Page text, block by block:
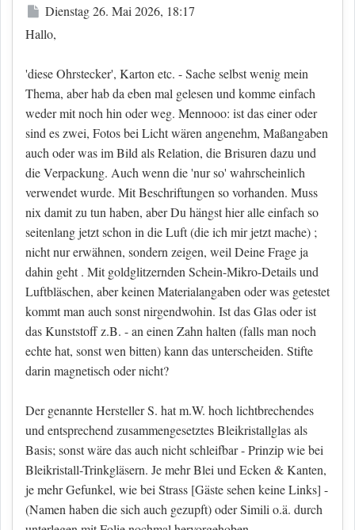
Beitrag
Dienstag 26. Mai 2026, 18:17
Hallo,
'diese Ohrstecker', Karton etc. - Sache selbst wenig mein
Thema, aber hab da eben mal gelesen und komme einfach
weder mit noch hin oder weg. Mennooo: ist das einer oder
sind es zwei, Fotos bei Licht wären angenehm, Maßangaben
auch oder was im Bild als Relation, die Brisuren dazu und
die Verpackung. Auch wenn die 'nur so' wahrscheinlich
verwendet wurde. Mit Beschriftungen so vorhanden. Muss
nix damit zu tun haben, aber Du hängst hier alle einfach so
seitenlang jetzt schon in die Luft (die ich mir jetzt mache) ;
nicht nur erwähnen, sondern zeigen, weil Deine Frage ja
dahin geht . Mit goldglitzernden Schein-Mikro-Details und
Luftbläschen, aber keinen Materialangaben oder was getestet
kommt man auch sonst nirgendwohin. Ist das Glas oder ist
das Kunststoff z.B. - an einen Zahn halten (falls man noch
echte hat, sonst wen bitten) kann das unterscheiden. Stifte
darin magnetisch oder nicht?
Der genannte Hersteller S. hat m.W. hoch lichtbrechendes
und entsprechend zusammengesetztes Bleikristallglas als
Basis; sonst wäre das auch nicht schleifbar - Prinzip wie bei
Bleikristall-Trinkgläsern. Je mehr Blei und Ecken & Kanten,
je mehr Gefunkel, wie bei Strass [Gäste sehen keine Links] -
(Namen haben die sich auch gezupft) oder Simili o.ä. durch